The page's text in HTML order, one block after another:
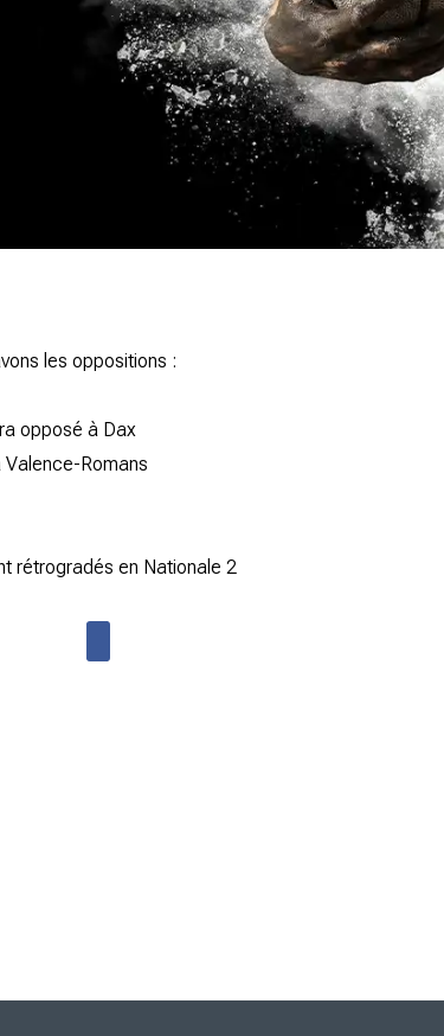
les oppositions :
opposé à Dax
Romans
rétrogradés en Nationale 2